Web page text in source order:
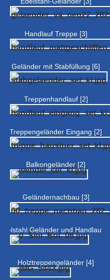
Handlauf Treppe [3]
Geländer mit Stabfüllung [6]
Treppenhandlauf [2]
Treppengeländer Eingang [2]
Balkongeländer [2]
Geländernachbau [3]
Geländer und Handlauf [3]
Holztreppengeländer [4]